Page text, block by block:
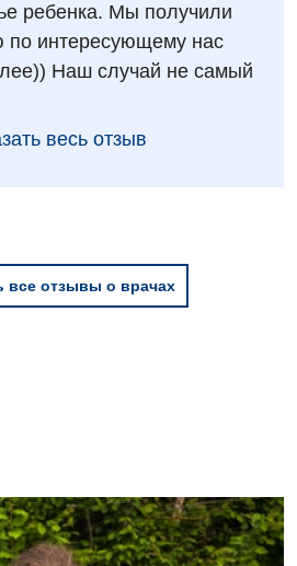
ребенка. Мы получили
интересующему нас
Наш случай не самый
весь отзыв
все отзывы о врачах